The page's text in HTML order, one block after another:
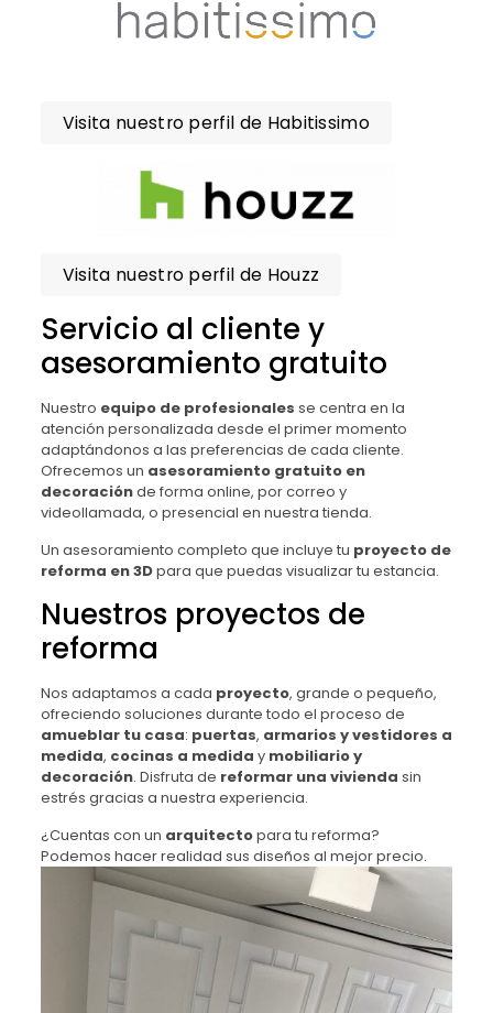
Visita nuestro perfil de Habitissimo
Visita nuestro perfil de Houzz
Servicio al cliente y
asesoramiento gratuito
Nuestro equipo de profesionales se centra en la
atención personalizada desde el primer momento
adaptándonos a las preferencias de cada cliente.
Ofrecemos un asesoramiento gratuito en
decoraciónde forma online, por correo y
videollamada, o presencial en nuestra tienda.
Un asesoramiento completo que incluye tu proyecto de
reforma en 3Dpara que puedas visualizar tu estancia.
Nuestros proyectos de
reforma
Nos adaptamos a cada proyecto, grande o pequeño,
ofreciendo soluciones durante todo el proceso de
amueblar tu casa: puertas, armarios y vestidores a
medida, cocinas a medida y mobiliario y
decoración. Disfruta de reformar una vivienda sin
estrés gracias a nuestra experiencia.
¿Cuentas con un arquitectopara tu reforma?
Podemos hacer realidad sus diseños al mejor precio.